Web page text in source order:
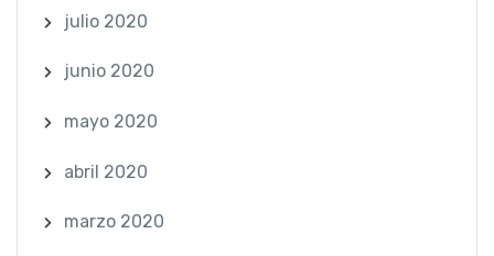
julio 2020
junio 2020
mayo 2020
abril 2020
marzo 2020